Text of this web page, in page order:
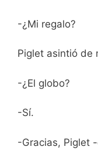
-¿Mi regalo?
Piglet asintió de
-¿El globo?
-Sí.
-Gracias, Piglet